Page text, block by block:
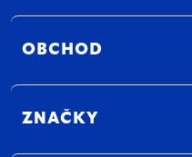
OBCHOD
ZNAČKY